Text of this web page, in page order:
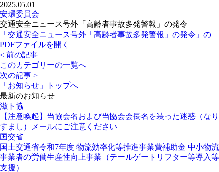
2025.05.01
安環委員会
交通安全ニュース号外「高齢者事故多発警報」の発令
「交通安全ニュース号外「高齢者事故多発警報」の発令」の
PDFファイルを開く
< 前の記事
このカテゴリーの一覧へ
次の記事 >
「お知らせ」トップへ
最新のお知らせ
滋ト協
【注意喚起】当協会名および当協会会長名を装った迷惑（なり
すまし）メールにご注意ください
国交省
国土交通省令和7年度 物流効率化等推進事業費補助金 中小物流
事業者の労働生産性向上事業（テールゲートリフター等導入等
支援）